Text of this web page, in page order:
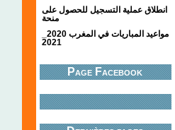
انطلاق عملية التسجيل للحصول على
منحة
2021
Page Facebook